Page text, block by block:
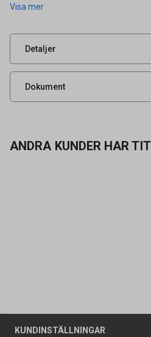
Visa mer
Detaljer
Leverantörens
UNSPSC
Dokument
Produktdatablad
ANDRA KUNDER HAR
KUNDINSTÄLLNINGAR
Företagskund / Privatkund
Allmänna försäljningsvillkor
Butiker
Om oss